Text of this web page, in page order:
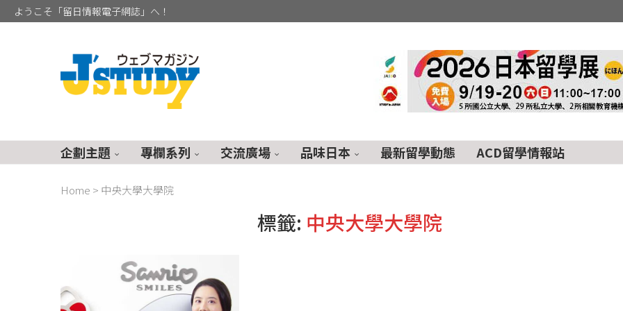
ようこそ「留日情報電子網誌」へ！
企劃主題 專欄系列 交流廣場 品味日本 最新留學動態 ACD留學情報站
Home > 中央大學大學院
標籤: 中央大學大學院